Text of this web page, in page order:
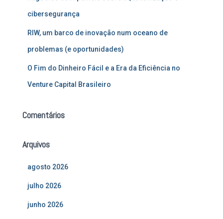
cibersegurança
RIW, um barco de inovação num oceano de
problemas (e oportunidades)
O Fim do Dinheiro Fácil e a Era da Eficiência no
Venture Capital Brasileiro
Comentários
Arquivos
agosto 2026
julho 2026
junho 2026